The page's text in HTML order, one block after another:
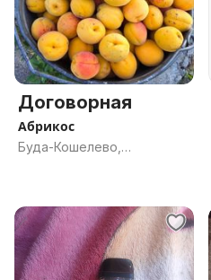
Договорная
Абрикос
Буда-Кошелево,